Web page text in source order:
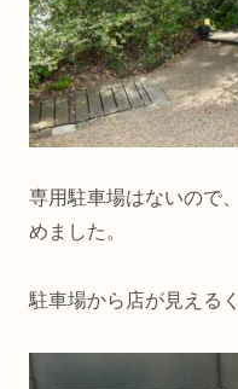
専用駐車場はないので
めました。
駐車場から店が見える